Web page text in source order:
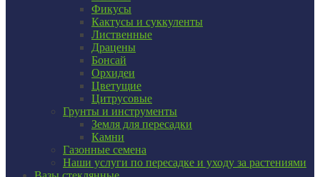
Фикусы
Кактусы и суккуленты
Лиственные
Драцены
Бонсай
Орхидеи
Цветущие
Цитрусовые
Грунты и инструменты
Земля для пересадки
Камни
Газонные семена
Наши услуги по пересадке и уходу за растениями